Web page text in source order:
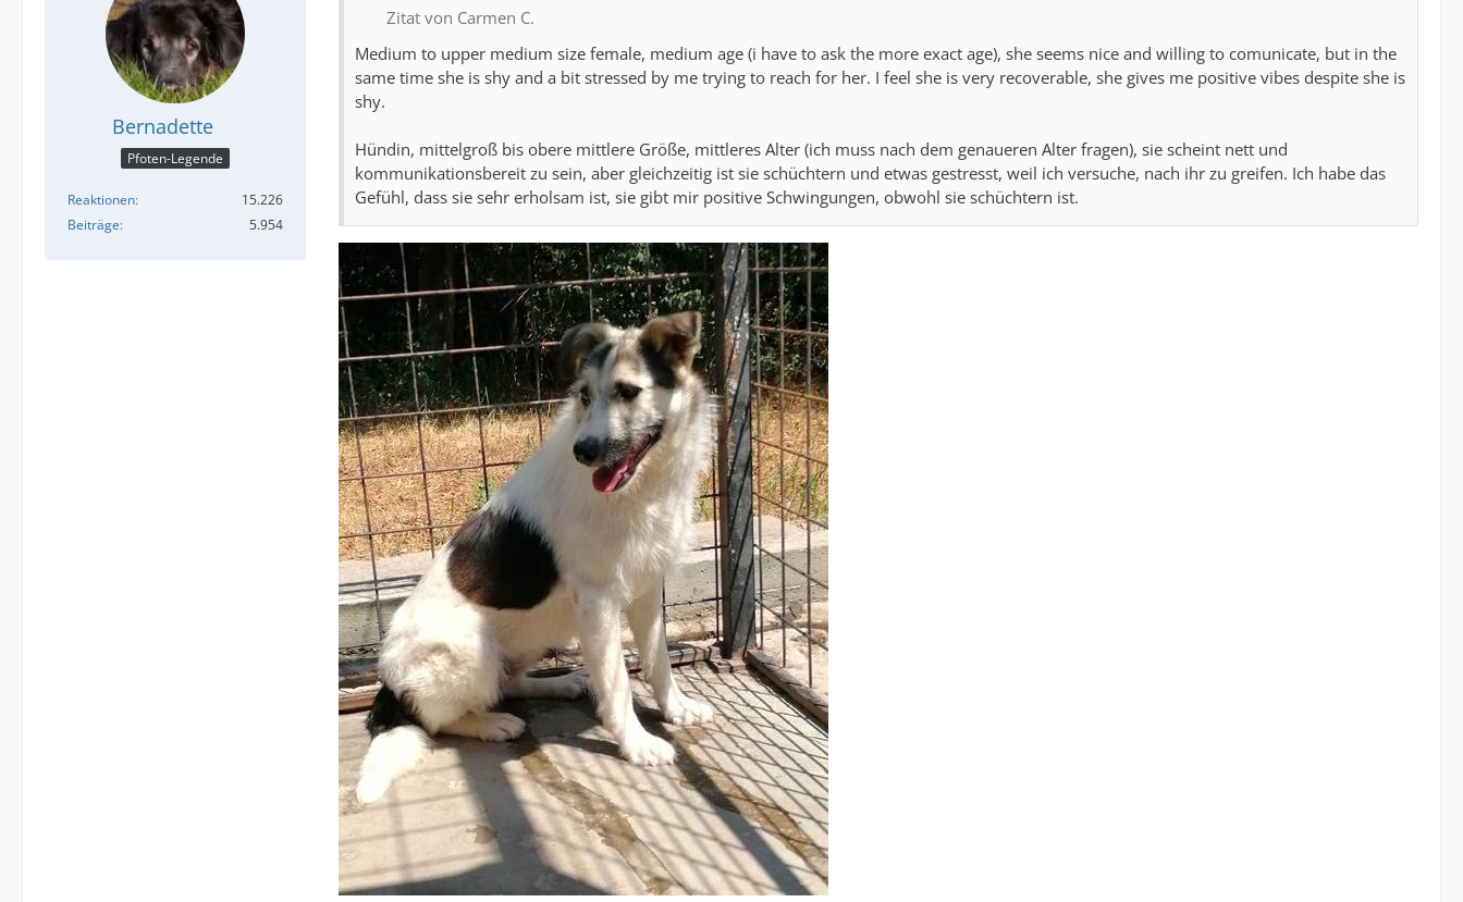
Bernadette
Pfoten-Legende
Reaktionen
15.226
Beiträge
5.954
Zitat von Carmen C.
Medium to upper medium size female, medium age (i have to ask the more exact age), she seems nice and willing to comunicate, but in the
same time she is shy and a bit stressed by me trying to reach for her. I feel she is very recoverable, she gives me positive vibes despite she is
shy.
Hündin, mittelgroß bis obere mittlere Größe, mittleres Alter (ich muss nach dem genaueren Alter fragen), sie scheint nett und
kommunikationsbereit zu sein, aber gleichzeitig ist sie schüchtern und etwas gestresst, weil ich versuche, nach ihr zu greifen. Ich habe das
Gefühl, dass sie sehr erholsam ist, sie gibt mir positive Schwingungen, obwohl sie schüchtern ist.